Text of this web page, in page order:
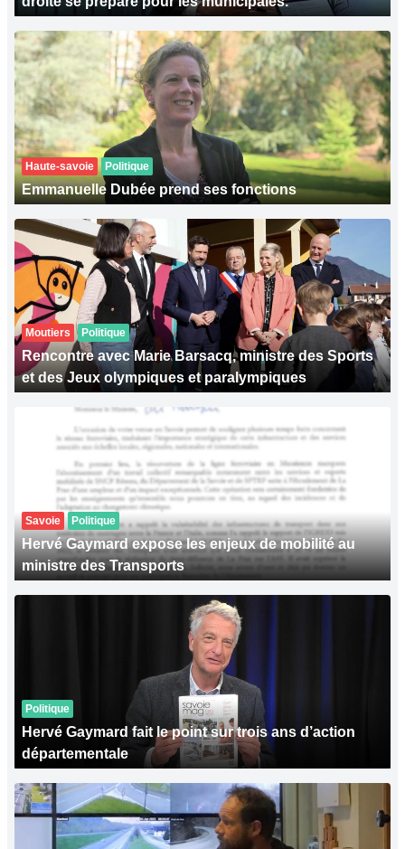
Haute-savoie Politique
Emmanuelle Dubée prend ses fonctions
Moutiers Politique
Rencontre avec Marie Barsacq, ministre des Sports
et des Jeux olympiques et paralympiques
Savoie Politique
Hervé Gaymard expose les enjeux de mobilité au
ministre des Transports
Politique
Hervé Gaymard fait le point sur trois ans d’action
départementale